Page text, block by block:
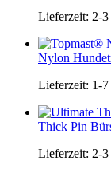
Lieferzeit: 2-3
Nylon
Lieferzeit: 1-7
Thick Pin
Lieferzeit: 2-3